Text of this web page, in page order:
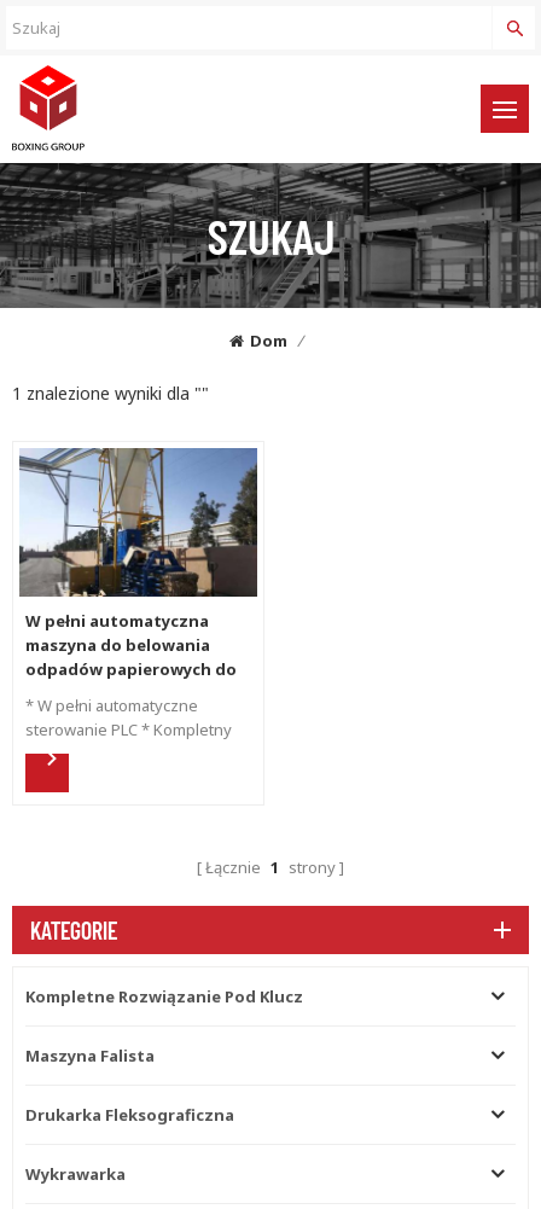
SZUKAJ
Dom /
1 znalezione wyniki dla ""
W pełni automatyczna
maszyna do belowania
odpadów papierowych do
odpady
* W pełni automatyczne
sterowanie PLC * Kompletny
projekt fabryki kartonów z
tektury falistej * Kompaktowy
wytrzymałości przez
hydraulikę
Łącznie 1 strony
KATEGORIE
Kompletne Rozwiązanie Pod Klucz
Maszyna Falista
Drukarka Fleksograficzna
Wykrawarka